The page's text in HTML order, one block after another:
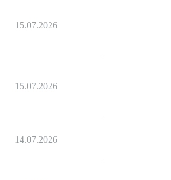
15.07.2026
15.07.2026
14.07.2026